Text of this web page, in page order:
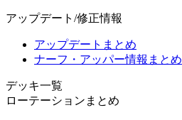
アップデート/修正情報
アップデートまとめ
ナーフ・アッパー情報まとめ
デッキ一覧
ローテーションまとめ